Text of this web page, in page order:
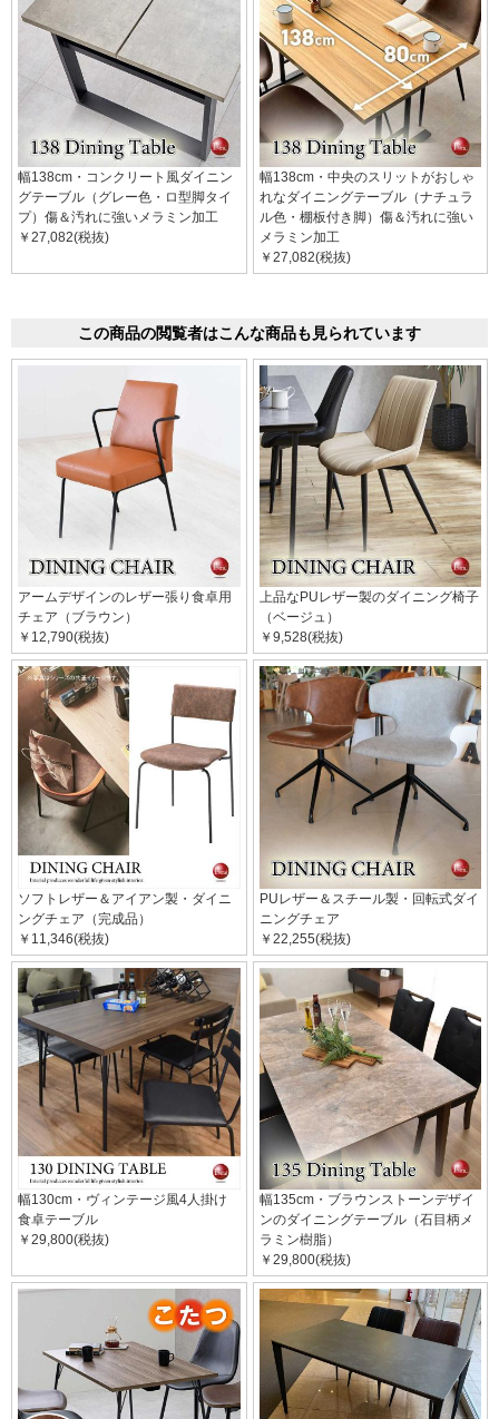
幅138cm・コンクリート風ダイニン
グテーブル（グレー色・ロ型脚タイ
プ）傷＆汚れに強いメラミン加工
￥27,082(税抜)
幅138cm・中央のスリットがおしゃ
れなダイニングテーブル（ナチュラ
ル色・棚板付き脚）傷＆汚れに強い
メラミン加工
￥27,082(税抜)
この商品の閲覧者はこんな商品も見られています
アームデザインのレザー張り食卓用
チェア（ブラウン）
￥12,790(税抜)
上品なPUレザー製のダイニング椅子
（ベージュ）
￥9,528(税抜)
ソフトレザー＆アイアン製・ダイニ
ングチェア（完成品）
￥11,346(税抜)
PUレザー＆スチール製・回転式ダイ
ニングチェア
￥22,255(税抜)
幅130cm・ヴィンテージ風4人掛け
食卓テーブル
￥29,800(税抜)
幅135cm・ブラウンストーンデザイ
ンのダイニングテーブル（石目柄メ
ラミン樹脂）
￥29,800(税抜)